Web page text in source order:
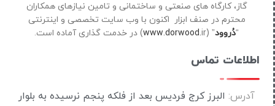
گاز، کارگاه های صنعتی و ساختمانی و تامین نیازهای همکاران
محترم در صنف ابزار اکنون با وب سایت تخصصی و اینترنتی
“دُروود” (
www.dorwood.ir) در خدمت گذاری آماده است.
اطلاعات تماس
آدرس: البرز کرج فردیس بعد از فلکه پنجم نرسیده به بلوار